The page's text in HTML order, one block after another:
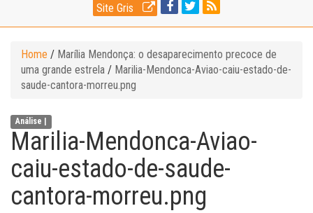
Site Gris
Home / Marília Mendonça: o desaparecimento precoce de
uma grande estrela / Marilia-Mendonca-Aviao-caiu-estado-de-
saude-cantora-morreu.png
Análise |
Marilia-Mendonca-Aviao-
caiu-estado-de-saude-
cantora-morreu.png